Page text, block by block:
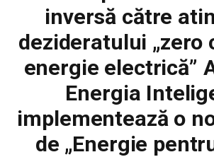
inversă către
dezideratului „zero
energie electrică”
Energia
implementează o
de „Energie